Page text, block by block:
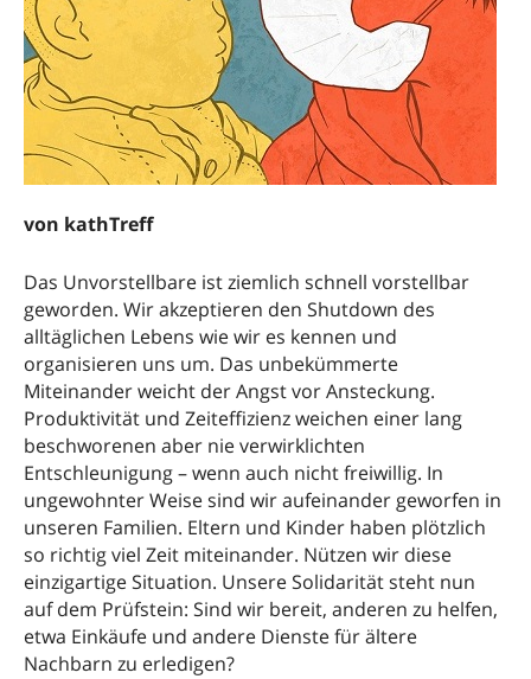
von kathTreff
Das Unvorstellbare ist ziemlich schnell vorstellbar
geworden. Wir akzeptieren den Shutdown des
alltäglichen Lebens wie wir es kennen und
organisieren uns um. Das unbekümmerte
Miteinander weicht der Angst vor Ansteckung.
Produktivität und Zeiteffizienz weichen einer lang
beschworenen aber nie verwirklichten
Entschleunigung – wenn auch nicht freiwillig. In
ungewohnter Weise sind wir aufeinander geworfen in
unseren Familien. Eltern und Kinder haben plötzlich
so richtig viel Zeit miteinander. Nützen wir diese
einzigartige Situation. Unsere Solidarität steht nun
auf dem Prüfstein: Sind wir bereit, anderen zu helfen,
etwa Einkäufe und andere Dienste für ältere
Nachbarn zu erledigen?